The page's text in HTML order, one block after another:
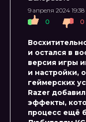
9 апреля 2024 19:38
0
0
и остался в
версия игры
и настройки,
геймерских
Razer
эффекты,
процесс ещё